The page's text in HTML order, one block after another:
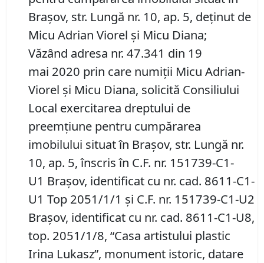
Braşov, str. Lungă nr. 10, ap. 5, deţinut de
Micu Adrian Viorel şi Micu Diana;
Văzând adresa nr. 47.341 din 19
mai 2020 prin care numiţii Micu Adrian-
Viorel şi Micu Diana, solicită Consiliului
Local exercitarea dreptului de
preemţiune pentru cumpărarea
imobilului situat în Braşov, str. Lungă nr.
10, ap. 5, înscris în C.F. nr. 151739-C1-
U1 Braşov, identificat cu nr. cad. 8611-C1-
U1 Top 2051/1/1 şi C.F. nr. 151739-C1-U2
Braşov, identificat cu nr. cad. 8611-C1-U8,
top. 2051/1/8, “Casa artistului plastic
Irina Lukasz”, monument istoric, datare